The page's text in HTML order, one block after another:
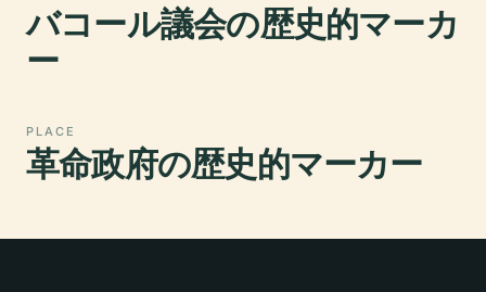
バコール議会の歴史的マーカ
ー
PLACE
革命政府の歴史的マーカー